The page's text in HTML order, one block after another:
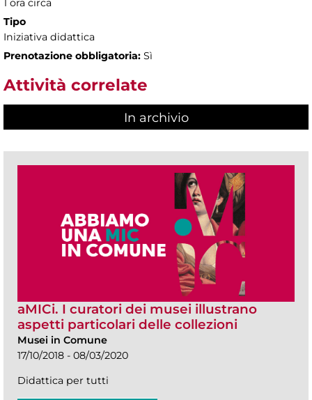
1 ora circa
Tipo
Iniziativa didattica
Prenotazione obbligatoria: Sì
Attività correlate
In archivio
aMICi. I curatori dei musei illustrano
aspetti particolari delle collezioni
Musei in Comune
17/10/2018 - 08/03/2020
Didattica per tutti